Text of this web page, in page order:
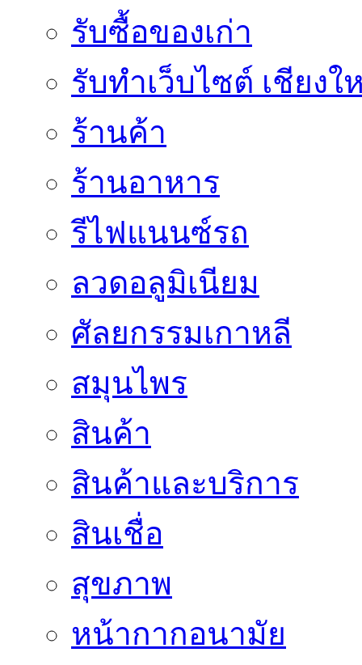
รับซื้อของเก่า
รับทำเว็บไซต์ เชียงใ
ร้านค้า
ร้านอาหาร
รีไฟแนนซ์รถ
ลวดอลูมิเนียม
ศัลยกรรมเกาหลี
สมุนไพร
สินค้า
สินค้าและบริการ
สินเชื่อ
สุขภาพ
หน้ากากอนามัย